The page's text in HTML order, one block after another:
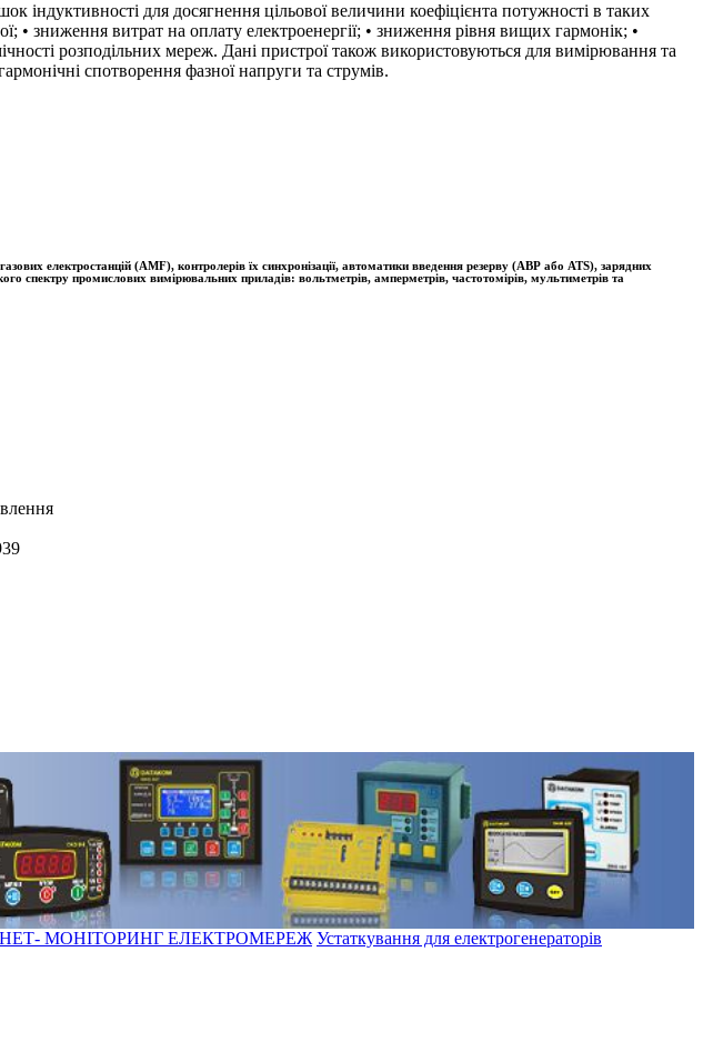
індуктивності для досягнення цільової величини коефіцієнта потужності в таких
• зниження витрат на оплату електроенергії; • зниження рівня вищих гармонік; •
розподільних мереж. Дані пристрої також використовуються для вимірювання та
спотворення фазної напруги та струмів.
електростанцій (AMF), контролерів їх синхронізації, автоматики введення резерву (АВР або ATS), зарядних
спектру промислових вимірювальних приладів: вольтметрів, амперметрів, частотомірів, мультиметрів та
МОНІТОРИНГ ЕЛЕКТРОМЕРЕЖ Устаткування для електрогенераторів